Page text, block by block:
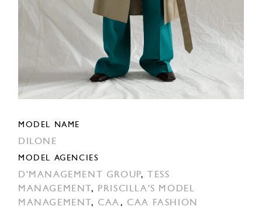
MODEL NAME
DILONE
MODEL AGENCIES
D'MANAGEMENT GROUP,
TESS
MANAGEMENT , PRISCILLA'S MODEL
MANAGEMENT , CAA, CAA FASHION